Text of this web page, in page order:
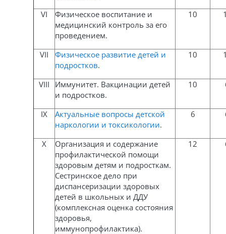
VI
Физическое воспитание и
медицинский контроль за его
проведением.
10
VII
Физическое развитие детей и
подростков.
10
VIII
Иммунитет. Вакцинации детей
и подростков.
10
IX
Актуальные вопросы детской
наркологии и токсикологии.
6
X
Организация и содержание
профилактической помощи
здоровым детям и подросткам.
Сестринское дело при
диспансеризации здоровых
детей в школьных и ДДУ
(комплексная оценка состояния
здоровья,
иммунопрофилактика).
12